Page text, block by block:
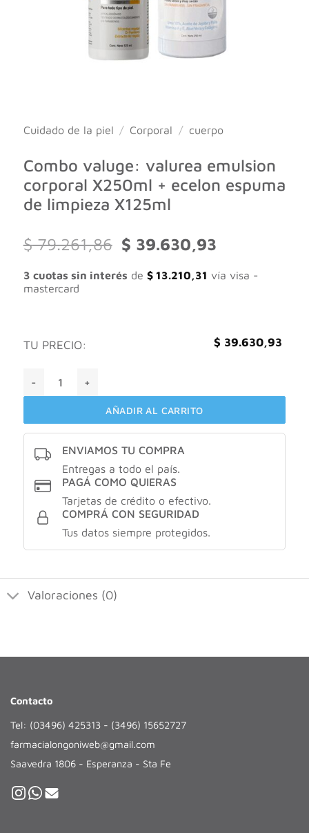
Cuidado de la piel / Corporal / cuerpo
Combo valuge: valurea emulsion
corporal X250ml + ecelon espuma
de limpieza X125ml
$79.261,86
El
precio
original
era:
$ 39.630,93
es:
3 cuotas sin interés de $13.210,31 vía visa -
mastercard
TU PRECIO: $ 39.630,93
AÑADIR AL CARRITO
ENVIAMOS TU COMPRA
Entregas a todo el país.
PAGÁ COMO QUIERAS
Tarjetas de crédito o efectivo.
COMPRÁ CON SEGURIDAD
Tus datos siempre protegidos.
Valoraciones (0)
Contacto
Tel: (03496) 425313 - (3496) 15652727
farmacialongoniweb@gmail.com
Saavedra 1806 - Esperanza - Sta Fe